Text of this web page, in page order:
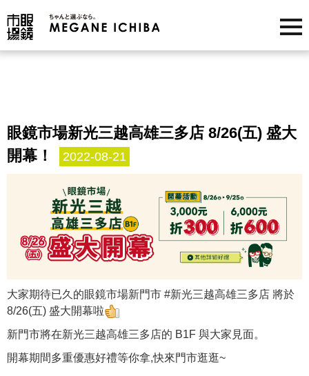
眼鏡市場新光三越高雄三多店 8/26(五) 盛大
開幕！
2022-08-21
大家期待已久的眼鏡市場新門市 #新光三越高雄三多店 將於
8/26(五) 盛大開幕啦
新門市將在新光三越高雄三多店的 B1F 與大家見面。
開幕期間多重優惠好禮等你拿,快來門市逛逛~